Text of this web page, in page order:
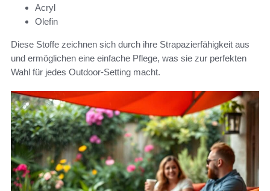
Acryl
Olefin
Diese Stoffe zeichnen sich durch ihre Strapazierfähigkeit aus
und ermöglichen eine einfache Pflege, was sie zur perfekten
Wahl für jedes Outdoor-Setting macht.